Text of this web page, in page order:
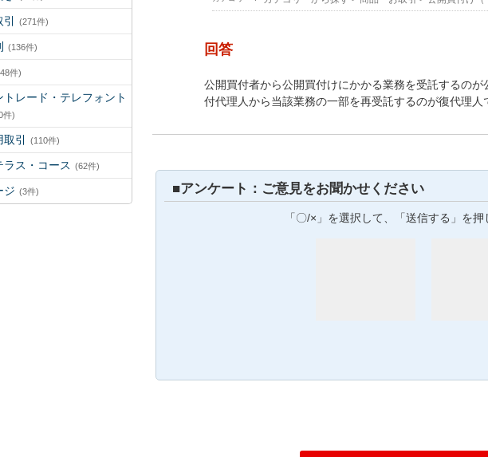
(271件)
(136件)
件)
トレード・テレフォント
件)
引 (110件)
ラス・コース (62件)
ジ (3件)
回答
公開買付者から公開買付けにかかる業務を受託するの
付代理人から当該業務の一部を再受託するのが復代理人
■アンケート：ご意見をお聞かせください
「〇/×」を選択して、「送信する」を押